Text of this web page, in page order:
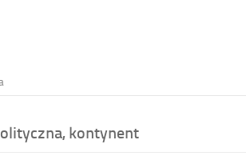
kontynent